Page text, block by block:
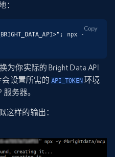
：
npx -
Copy
为你实际的 Bright Data API
设置所需的 API_TOKEN环境
务器。
这样的输出：